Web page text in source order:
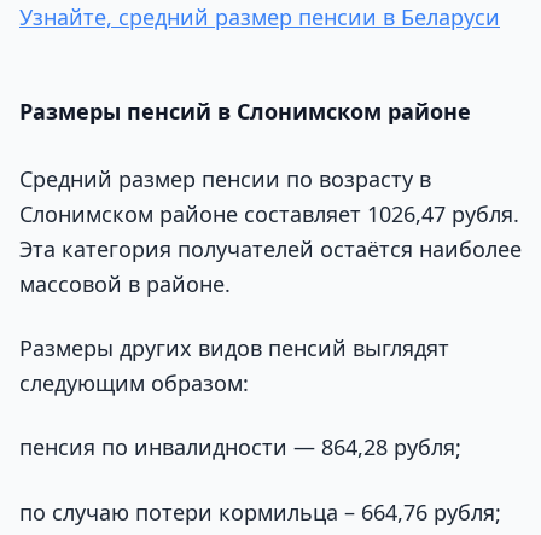
Узнайте, средний размер пенсии в Беларуси
Размеры пенсий в Слонимском районе
Средний размер пенсии по возрасту в
Слонимском районе составляет 1026,47 рубля.
Эта категория получателей остаётся наиболее
массовой в районе.
Размеры других видов пенсий выглядят
следующим образом:
пенсия по инвалидности — 864,28 рубля;
по случаю потери кормильца – 664,76 рубля;